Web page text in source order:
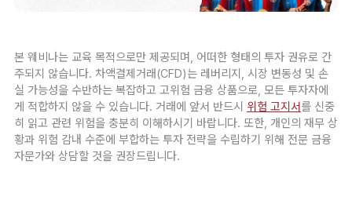
본 웨비나는 교육 목적으로만 제공되며, 어떠한 형태의 투자 권유로 간
주되지 않습니다. 차액결제거래(CFD)는 레버리지, 시장 변동성 및 손
실 가능성을 수반하는 복잡하고 고위험 금융 상품으로, 모든 투자자에
게 적합하지 않을 수 있습니다. 거래에 앞서 반드시 위험 고지서를 신중
히 읽고 관련 위험을 충분히 이해하시기 바랍니다. 또한, 개인의 재무 상
황과 위험 감내 수준에 부합하는 투자 전략을 수립하기 위해 전문 금융
자문가와 상담할 것을 권장드립니다.